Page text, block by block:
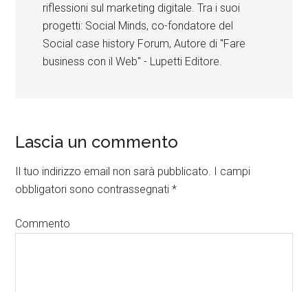
riflessioni sul marketing digitale. Tra i suoi
progetti: Social Minds, co-fondatore del
Social case history Forum, Autore di "Fare
business con il Web" - Lupetti Editore.
Lascia un commento
Il tuo indirizzo email non sarà pubblicato. I campi
obbligatori sono contrassegnati*
Commento